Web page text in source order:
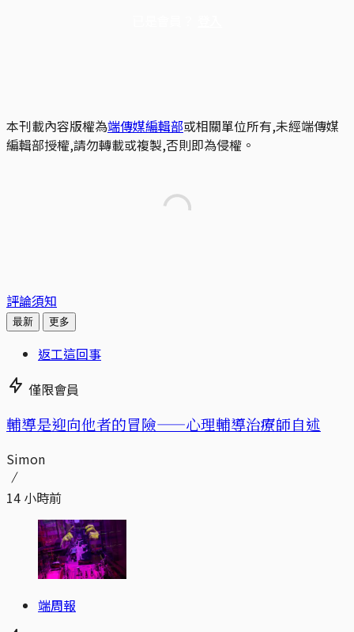
本刊載內容版權為端傳媒編輯部或相關單位所有,未經端傳媒
編輯部授權,請勿轉載或複製,否則即為侵權。
評論須知
最新 更多
返工這回事
僅限會員
輔導是迎向他者的冒險——心理輔導治療師自述
Simon
14 小時前
端周報